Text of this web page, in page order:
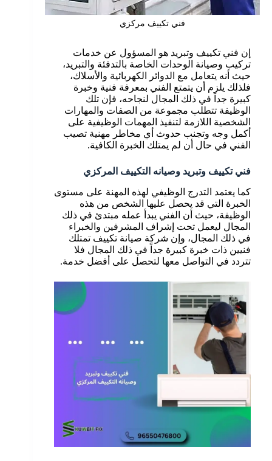
فني تكييف مركزي
إن فني تكييف وتبريد هو المسؤول عن خدمات
تركيب وصيانة الوحدات الخاصة بالتدفئة والتبريد،
حيث أنه يتعامل مع الدوائر الكهربائية والأسلاك،
فلذلك يلزم أن يتمتع الفني بمعرفة فنية وخبرة
كبيرة جداً في ذلك المجال لنجاحه، فإن تلك
الوظيفة تتطلب مجموعة من الصفات والمهارات
الشخصية اللازمة لتنفيذ المهمات الوظيفية على
أكمل وجه وتجنب حدوث أي مخاطر مهنية تصيب
الفني في حال أن لم يمتلك الخبرة الكافية.
فني تكييف وتبريد وصيانه التكييف المركزي
كما يعتمد التدرج الوظيفي لهذه المهنة على مستوى
الخبرة التي قد يحصل عليها الشخص من هذه
الوظيفة، حيث أن الفني يبدأ عمله مبتدئ في ذلك
المجال ليعمل تحت إشراف المشرفين والخبراء
في ذلك المجال، وإن شركة صيانة تكييف تمتلك
فنيين ذات خبرة كبيرة جداً في ذلك المجال فلا
تتردد في التواصل معها لتحصل على أفضل خدمة.